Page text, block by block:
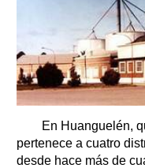
En Huanguelén,
pertenece a cuatro
desde hace más de